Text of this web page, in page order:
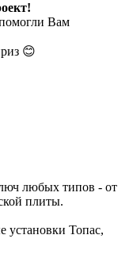
Вам
😊
любых типов - от
плиты.
установки Топас,